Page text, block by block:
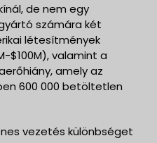
de nem egy
számára két
létesítmények
$100M), valamint a
amely az
600 000 betöltetlen
vezetés különbséget